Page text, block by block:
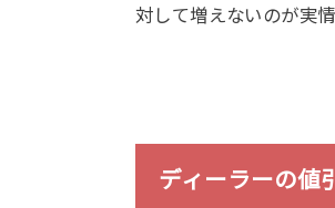
対して増えないのが実情
ディーラーの値